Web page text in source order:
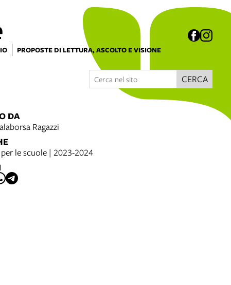
PROPOSTE DI LETTURA, ASCOLTO E VISIONE
CERCA
DA
Ragazzi
le scuole | 2023-2024